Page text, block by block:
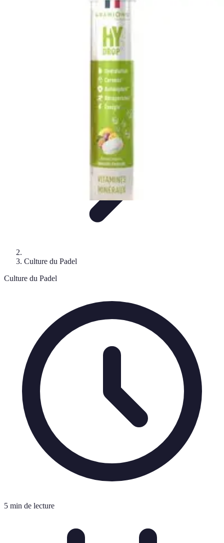
InspirationÉquipement et Matériel
Développement Personnel
Culture du Padel
Culture du Padel
5 min de lecture